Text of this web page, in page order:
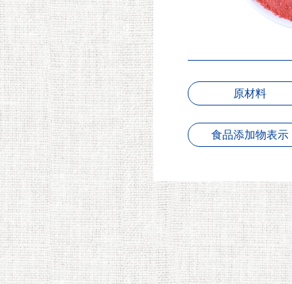
原材料
食品添加物表示